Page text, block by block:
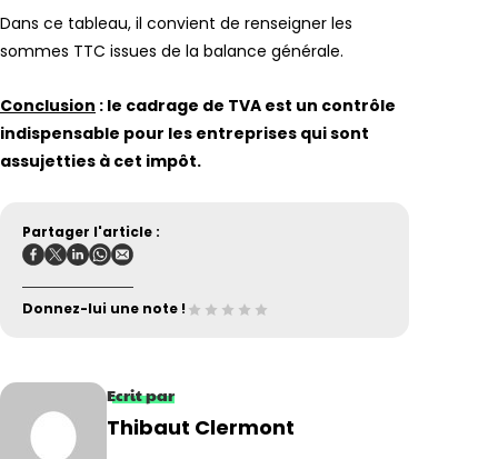
Dans ce tableau, il convient de renseigner les
sommes TTC issues de la balance générale.
Conclusion : le cadrage de TVA est un contrôle
indispensable pour les entreprises qui sont
assujetties à cet impôt.
Partager l'article :
Donnez-lui une note !
Ecrit par
Thibaut Clermont